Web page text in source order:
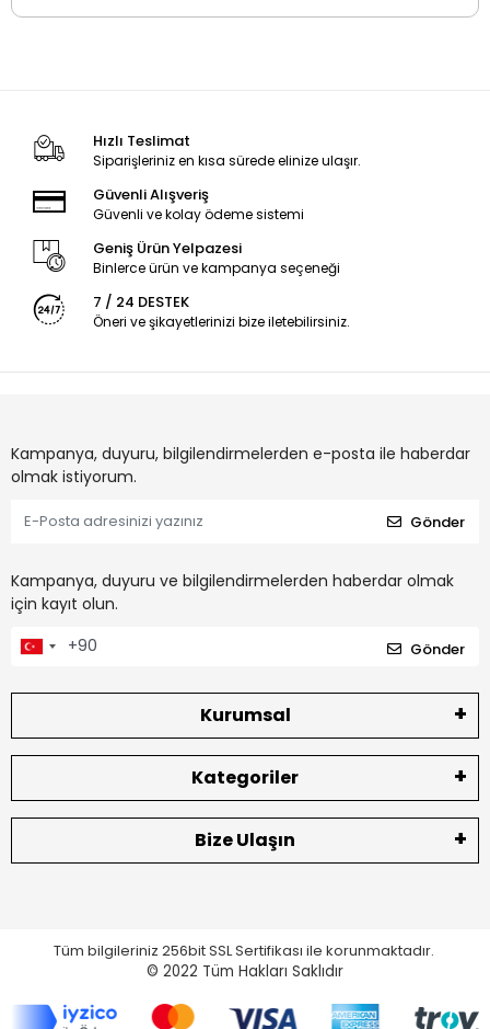
Hızlı Teslimat
Siparişleriniz en kısa sürede elinize ulaşır.
Güvenli Alışveriş
Güvenli ve kolay ödeme sistemi
Geniş Ürün Yelpazesi
Binlerce ürün ve kampanya seçeneği
7 / 24 DESTEK
Öneri ve şikayetlerinizi bize iletebilirsiniz.
Kampanya, duyuru, bilgilendirmelerden e-posta ile haberdar
olmak istiyorum.
Gönder
Kampanya, duyuru ve bilgilendirmelerden haberdar olmak
için kayıt olun.
Gönder
Kurumsal
Kategoriler
Bize Ulaşın
Tüm bilgileriniz 256bit SSL Sertifikası ile korunmaktadır.
© 2022 Tüm Hakları Saklıdır